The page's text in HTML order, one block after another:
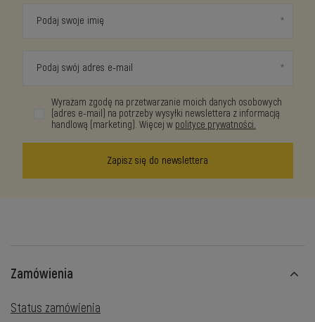
Podaj swoje imię
Podaj swój adres e-mail
Wyrażam zgodę na przetwarzanie moich danych osobowych
(adres e-mail) na potrzeby wysyłki newslettera z informacją
handlową (marketing). Więcej w polityce prywatności.
Zapisz się do newslettera
Zamówienia
Status zamówienia